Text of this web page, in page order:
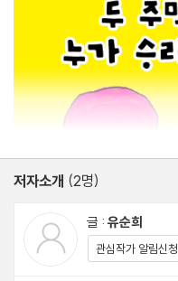
저자소개 (2명)
글 : 유순희
관심작가 알림신청